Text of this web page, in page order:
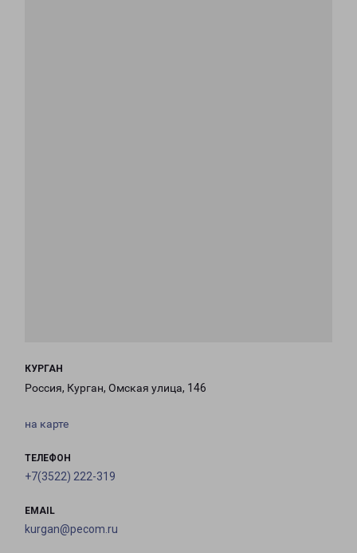
КУРГАН
Россия, Курган, Омская улица, 146
на карте
ТЕЛЕФОН
+7(3522) 222-319
EMAIL
kurgan@pecom.ru